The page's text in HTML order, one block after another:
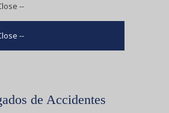
--
--
de Accidentes